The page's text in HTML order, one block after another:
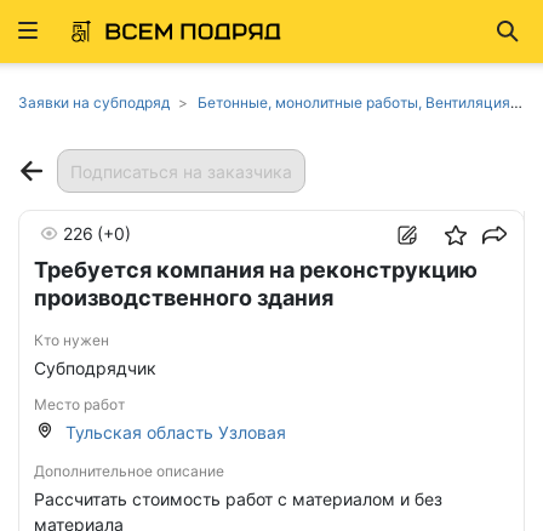
Развернуть
Заявки на субподряд Бетонные, монолитные работы, Вентиляция, кондиционирование, Гидроизоляционные работы, Дорожные, земляные работы, благоустройство, Каменные, кирпичные работы, Кровельные работы, Малярные работы, Монтажные работы, Монтаж трубопроводов, Отделочные работы, Покрытия для пола и стен, Поставки стройматериалов, Проектные работы, Разнорабочие, Сварка, металлоконструкции, Системы безопасности и связи, Системы водопровода, канализации, отопления, Стекольные работы, Строительство прочих сооружений, Устройство полов, обойные и плиточные работы, Фасадные работы, Штукатурные работы, Электромонтажные работы в Тульской области
Подписаться на заказчика
Требуется компания на реконструкцию
производственного здания
226 (+0)
Кто нужен
Субподрядчик
Место работ
Тульская область Узловая
Дополнительное описание
Рассчитать стоимость работ с материалом и без
материала